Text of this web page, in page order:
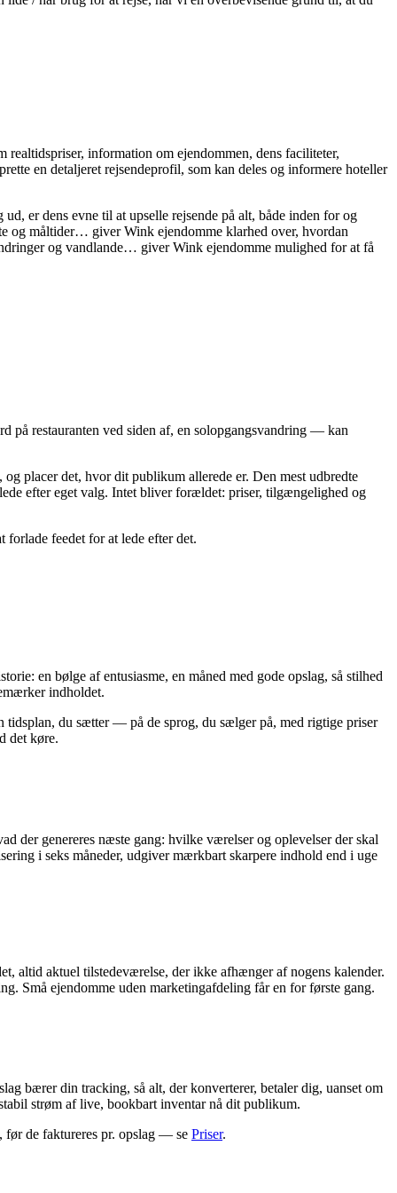
information om ejendommen, dens faciliteter,
en detaljeret rejsendeprofil, som kan deles og informere hoteller
er dens evne til at upselle rejsende på alt, både inden for og
og måltider… giver Wink ejendomme klarhed over, hvordan
og vandlande… giver Wink ejendomme mulighed for at få
på restauranten ved siden af, en solopgangsvandring — kan
placer det, hvor dit publikum allerede er. Den mest udbredte
efter eget valg. Intet bliver forældet: priser, tilgængelighed og
feedet for at lede efter det.
en bølge af entusiasme, en måned med gode opslag, så stilhed
indholdet.
tidsplan, du sætter — på de sprog, du sælger på, med rigtige priser
det køre.
der genereres næste gang: hvilke værelser og oplevelser der skal
i seks måneder, udgiver mærkbart skarpere indhold end i uge
altid aktuel tilstedeværelse, der ikke afhænger af nogens kalender.
Små ejendomme uden marketingafdeling får en for første gang.
bærer din tracking, så alt, der konverterer, betaler dig, uanset om
strøm af live, bookbart inventar nå dit publikum.
før de faktureres pr. opslag — se Priser.